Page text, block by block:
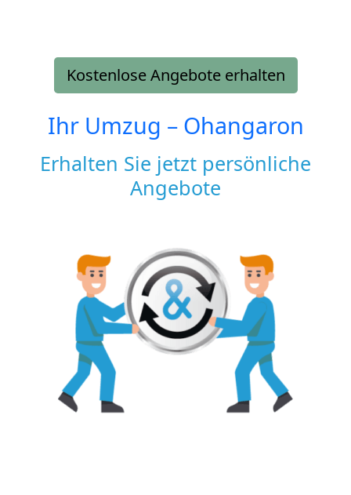
Kostenlose Angebote erhalten
Ihr Umzug – Ohangaron
Erhalten Sie jetzt persönliche
Angebote